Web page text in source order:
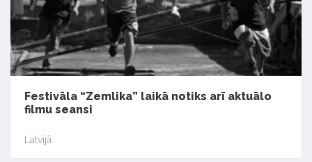
Festivāla “Zemlika” laikā notiks arī aktuālo
filmu seansi
Latvijā